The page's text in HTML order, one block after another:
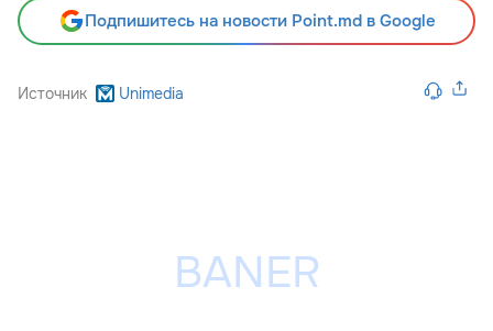
Подпишитесь на новости Point.md в Google
Источник Unimedia